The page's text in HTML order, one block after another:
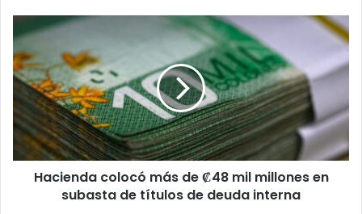
Hacienda
colocó
más
de
₡48
mil
millones
subasta
Hacienda colocó más de ₡48 mil millones en
subasta de títulos de deuda interna